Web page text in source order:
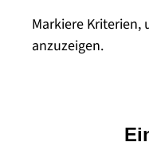
Markiere Kriterien,
anzuzeigen.